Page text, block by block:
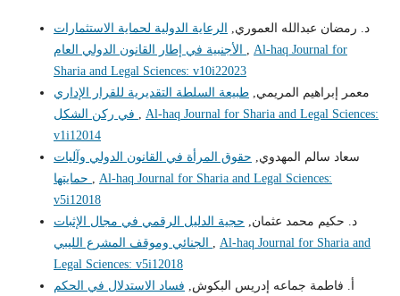
د. رمضان عبدالله العموري,
الرعاية الدولية لحماية الاستثمارات
, Al-haq Journal for
Sharia and Legal Sciences: v10i22023
معمر إبراهيم المريمي,طبيعة السلطة التقديرية للقرار الإداري
, Al-haq Journal for Sharia and Legal Sciences:
v1i12014
سعاد سالم المهدوي, حقوق المرأة في القانون الدولي وآليات
, Al-haq Journal for Sharia and Legal Sciences:
v5i12018
د. حكيم محمد عثمان, حجية الدليل الرقمي في مجال الإثبات
, Al-haq Journal for Sharia and
Legal Sciences: v5i12018
أ. فاطمة جماعه إدريس البكوش, فساد الاستدلال في الحكم